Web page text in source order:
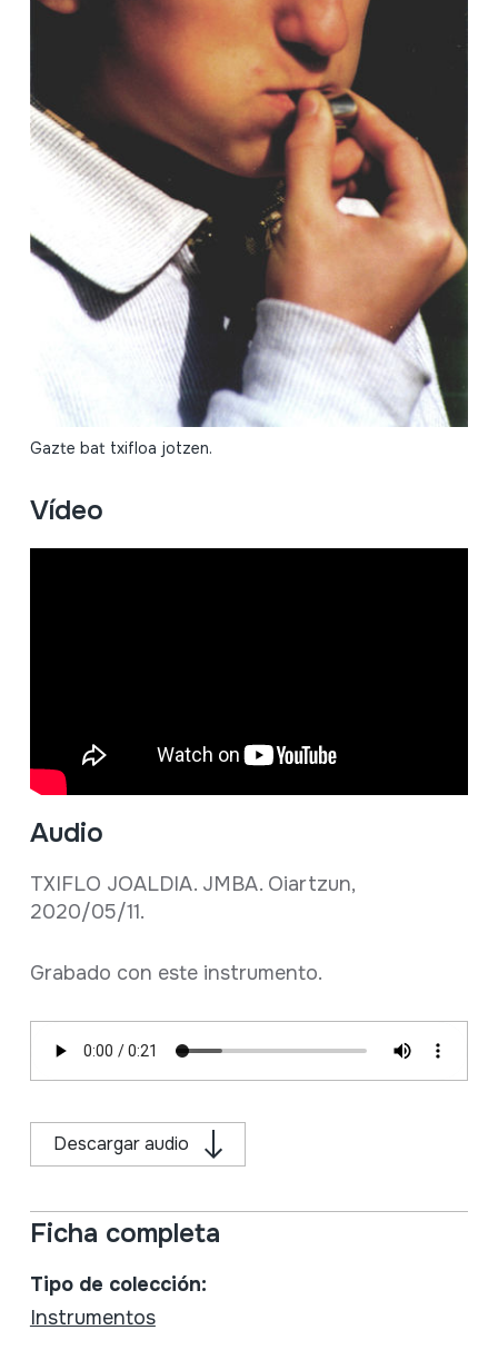
Gazte bat txifloa jotzen.
Vídeo
Audio
TXIFLO JOALDIA. JMBA. Oiartzun,
2020/05/11.
Grabado con este instrumento.
Descargar audio
Ficha completa
Tipo de colección:
Instrumentos